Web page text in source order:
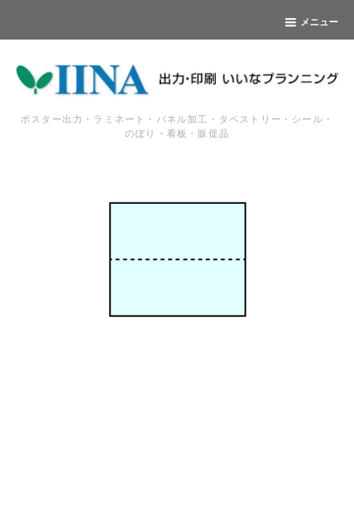
メニュー
ポスター出力・ラミネート・パネル加工・タペストリー・シール・
のぼり・看板・販促品